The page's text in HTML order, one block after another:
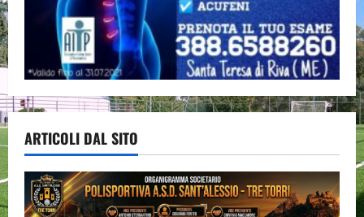
ARTICOLI DAL SITO